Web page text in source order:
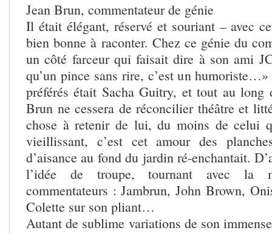
Jean Brun, commentateur de génie
Il était élégant, réservé et souriant – avec
bien bonne à raconter. Chez ce génie du
un côté farceur qui faisait dire à son ami
qu’un pince sans rire, c’est un humoriste…»
préférés était Sacha Guitry, et tout au long
Brun ne cessera de réconcilier théâtre et
chose à retenir de lui, du moins de celui
vieillissant, c’est cet amour des
d’aisance au fond du jardin ré-enchantait.
l’idée de troupe, tournant avec la
commentateurs : Jambrun, John Brown,
Colette sur son pliant…
Autant de sublime variations de son